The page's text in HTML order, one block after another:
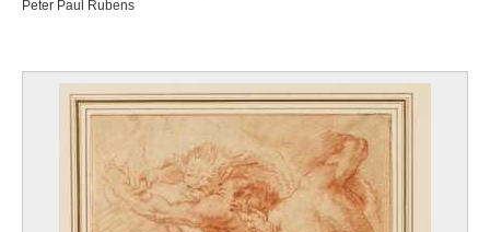
Peter Paul Rubens